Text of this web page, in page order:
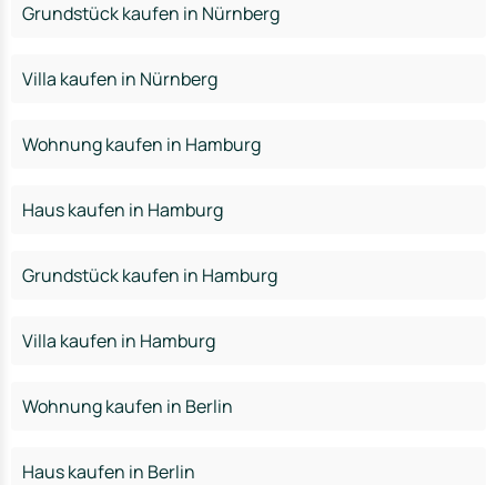
Grundstück kaufen in Nürnberg
Villa kaufen in Nürnberg
Wohnung kaufen in Hamburg
Haus kaufen in Hamburg
Grundstück kaufen in Hamburg
Villa kaufen in Hamburg
Wohnung kaufen in Berlin
Haus kaufen in Berlin